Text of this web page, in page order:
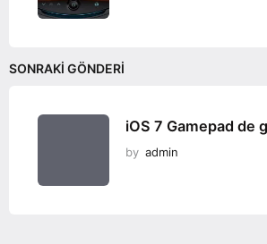
SONRAKI GÖNDERI
iOS 7 Gamepad de
by admin